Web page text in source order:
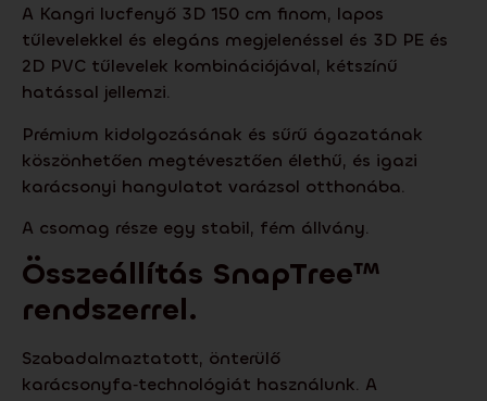
A Kangri lucfenyő 3D 150 cm finom, lapos
tűlevelekkel és elegáns megjelenéssel és 3D PE és
2D PVC tűlevelek kombinációjával, kétszínű
hatással jellemzi.
Prémium kidolgozásának és sűrű ágazatának
köszönhetően megtévesztően élethű, és igazi
karácsonyi hangulatot varázsol otthonába.
A csomag része egy stabil, fém állvány.
Összeállítás SnapTree™
rendszerrel.
Szabadalmaztatott, önterülő
karácsonyfa‑technológiát használunk. A